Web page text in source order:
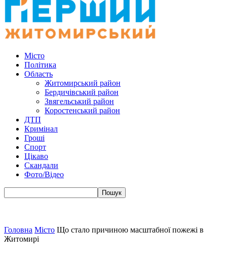
Місто
Політика
Область
Житомирський район
Бердичівський район
Звягельський район
Коростенський район
ДТП
Кримінал
Гроші
Спорт
Цікаво
Скандали
Фото/Відео
Головна Місто Що стало причиною масштабної пожежі в
Житомирі